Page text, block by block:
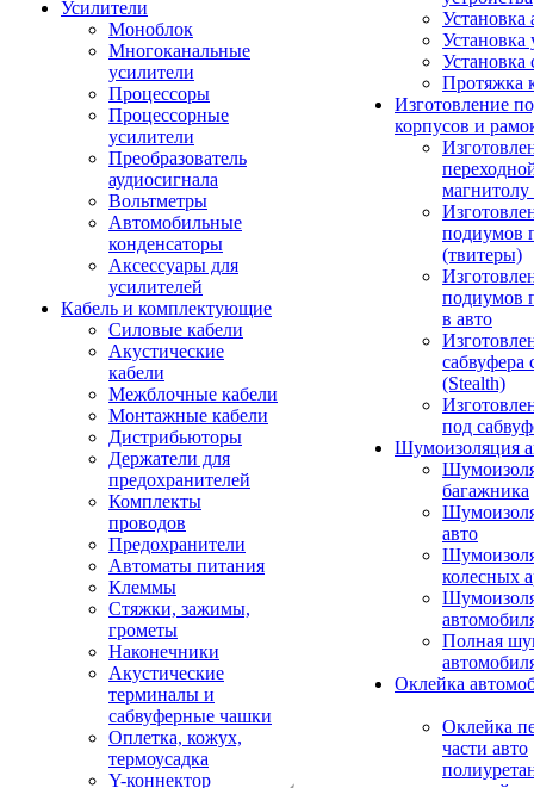
Усилители
Моноблок
Многоканальные
усилители
Процессоры
Процессорные
усилители
Преобразователь
аудиосигнала
Вольтметры
Автомобильные
конденсаторы
Аксессуары для
усилителей
Кабель и комплектующие
Силовые кабели
Акустические
кабели
Межблочные кабели
Монтажные кабели
Дистрибьюторы
Держатели для
предохранителей
Комплекты
проводов
Предохранители
Автоматы питания
Клеммы
Стяжки, зажимы,
грометы
Наконечники
Акустические
терминалы и
сабвуферные чашки
Оплетка, кожух,
термоусадка
Y-коннектор
Установка
Установка
Установка
Протяжка
Изготовление
корпусов и
подиумов
(твитеры)
подиумов
в авто
сабвуфера
(Stealth)
под
Шумоизоляция
багажника
авто
колесных
Полная
Оклейка
Оклейка
части авто